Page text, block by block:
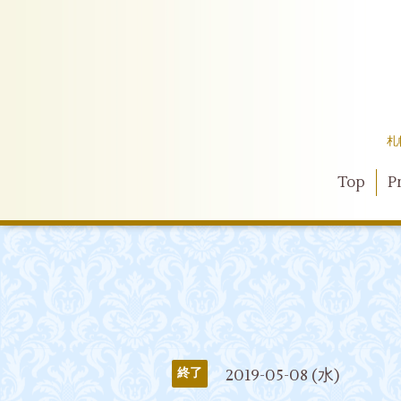
札
Top
終了 2019-05-08 (水)